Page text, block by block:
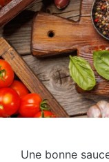
Une bonne